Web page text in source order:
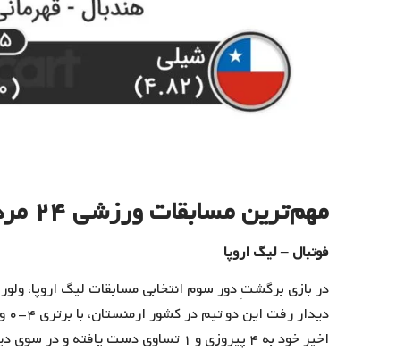
مهم‌ترین مسابقات ورزشی ۲۴ مرداد ماه
فوتبال – لیگ اروپا
در بازی برگشتِ دور سوم انتخابی مسابقات لیگ اروپا،